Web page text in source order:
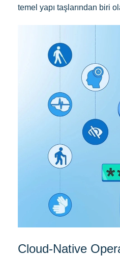
temel yapı taşlarından biri
Cloud-Native